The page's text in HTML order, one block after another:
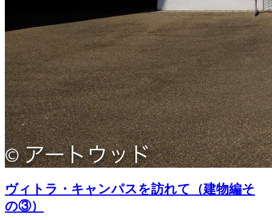
ヴィトラ・キャンパスを訪れて（建物編そ
の③）